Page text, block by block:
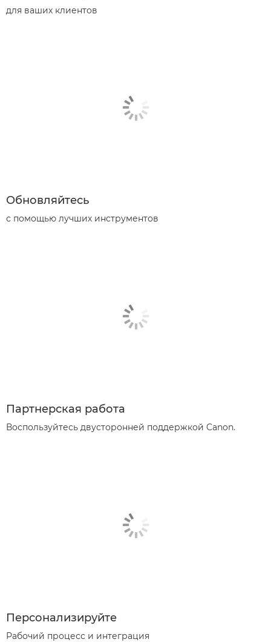
для ваших клиентов
Обновляйтесь
с помощью лучших инструментов
Партнерская работа
Воспользуйтесь двусторонней поддержкой Canon.
Персонализируйте
Рабочий процесс и интеграция